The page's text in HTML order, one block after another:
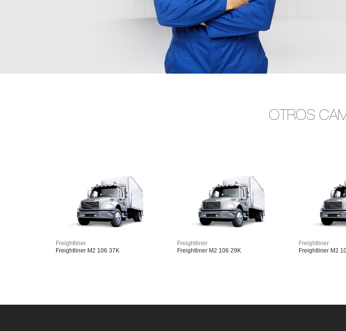
OTROS
Freightliner
Freightliner M2 106 37K
Freightliner
Freightliner M2 106 29K
Freightliner
Freightliner M2